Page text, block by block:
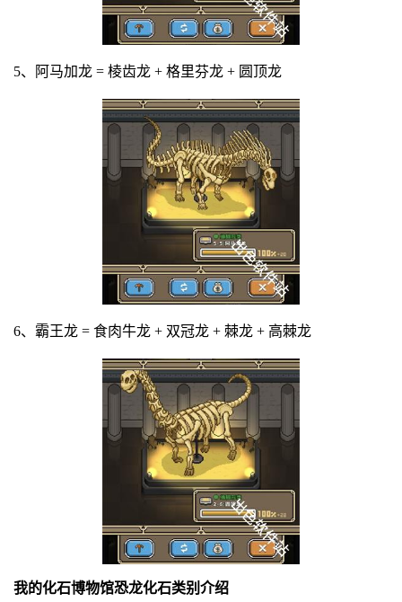
5、阿马加龙 = 棱齿龙 + 格里芬龙 + 圆顶龙
6、霸王龙 = 食肉牛龙 + 双冠龙 + 棘龙 + 高棘龙
我的化石博物馆恐龙化石类别介绍